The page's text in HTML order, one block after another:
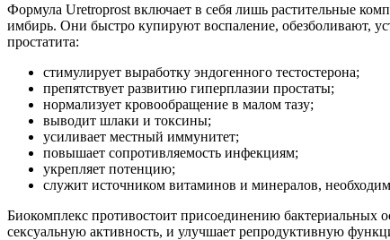
Формула Uretroprost включает в себя лишь растительные
имбирь. Они быстро купируют воспаление, обезболивают,
простатита:
стимулирует выработку эндогенного тестостерона;
препятствует развитию гиперплазии простаты;
нормализует кровообращение в малом тазу;
выводит шлаки и токсины;
усиливает местный иммунитет;
повышает сопротивляемость инфекциям;
укрепляет потенцию;
служит источником витаминов и минералов,
Биокомплекс противостоит присоединению бактериальных
сексуальную активность, и улучшает репродуктивную